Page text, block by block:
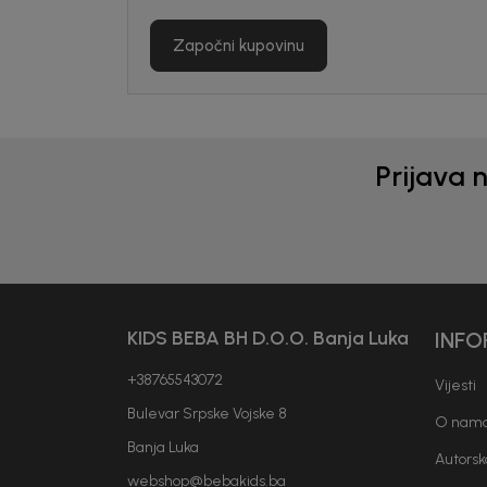
Započni kupovinu
Prijava
KIDS BEBA BH D.O.O. Banja Luka
+38765543072
Bulevar Srpske Vojske 8
Banja Luka
webshop@bebakids.ba
Vijesti
O
Generacije rastu uz BebaKids –
decenijama veruju.
Prijavi se, ostvari popuste i postani